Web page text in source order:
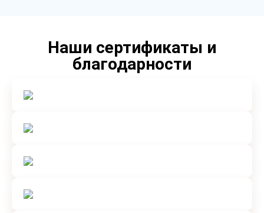
Наши сертификаты и
благодарности